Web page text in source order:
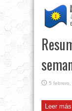
5 febrero,
Leer